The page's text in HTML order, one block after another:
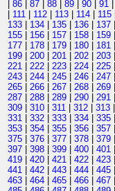
86 87 88 89 90 91
111 112 113 114 115
133
134 135 136 137
155
156 157 158 159
177
178 179 180 181
199
200 201 202 203
221
222 223 224 225
243
244 245 246 247
265
266 267 268 269
287
288 289 290 291
309
310 311 312 313
331
332 333 334 335
353
354 355 356 357
375
376 377 378 379
397
398 399 400 401
419
420 421 422 423
441
442 443 444 445
463
464 465 466 467